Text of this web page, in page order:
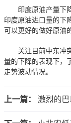
印度原油产量下降
印度原油进口量的下
可以更好的做好原油
关注目前中东冲突
量的下降的表现下，
走势波动情况。
上一篇： 激烈的